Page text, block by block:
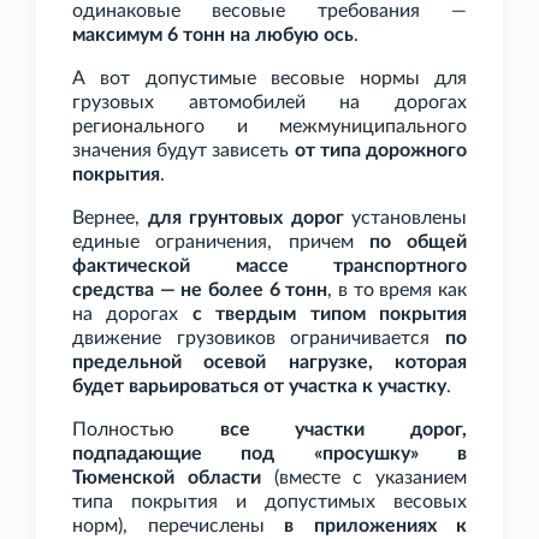
одинаковые весовые требования —
максимум 6 тонн на любую ось.
А вот допустимые весовые нормы для
грузовых автомобилей на дорогах
регионального и межмуниципального
значения будут зависеть от типа дорожного
покрытия.
Вернее, для грунтовых дорогустановлены
единые ограничения, причем по общей
фактической массе транспортного
средства — не более 6 тонн, в то время как
на дорогах с твердым типом покрытия
движение грузовиков ограничивается по
предельной осевой нагрузке, которая
будет варьироваться от участка к участку.
Полностью все участки дорог,
подпадающие под «просушку» в
Тюменской области(вместе с указанием
типа покрытия и допустимых весовых
норм), перечислены в приложениях к